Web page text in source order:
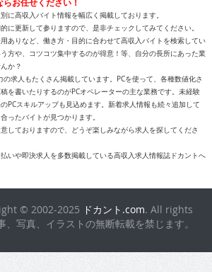
お任せください！
に高収入バイト情報を幅広く掲載しております。
に更新して参りますので、是非チェックしてみてください。
ありなど、働き方・目的に合わせて高収入バイトを検索してい
方や、コツコツ集中するのが得意！等、自分の長所にあった業
か？
の求人もたくさん掲載しています。PCを使って、各種数値化さ
を書いたりするのがPCオペレーターの主な業務です。未経験
PCスキルアップも見込めます。新着求人情報も続々追加して
ったバイトが見つかります。
しておりますので、どうぞ楽しみながら求人を探してくださ
いや即決求人を多数掲載している高収入求人情報誌ドカントへ
© 2002-2025 ドカント.com. All rights
写真、イラストの無断転載を禁じます。